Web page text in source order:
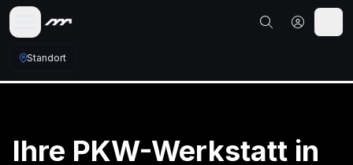
Standort
Ihre PKW-Werkstatt in